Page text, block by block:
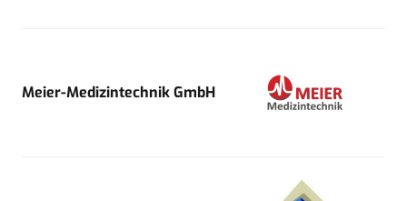
Meier-Medizintechnik GmbH